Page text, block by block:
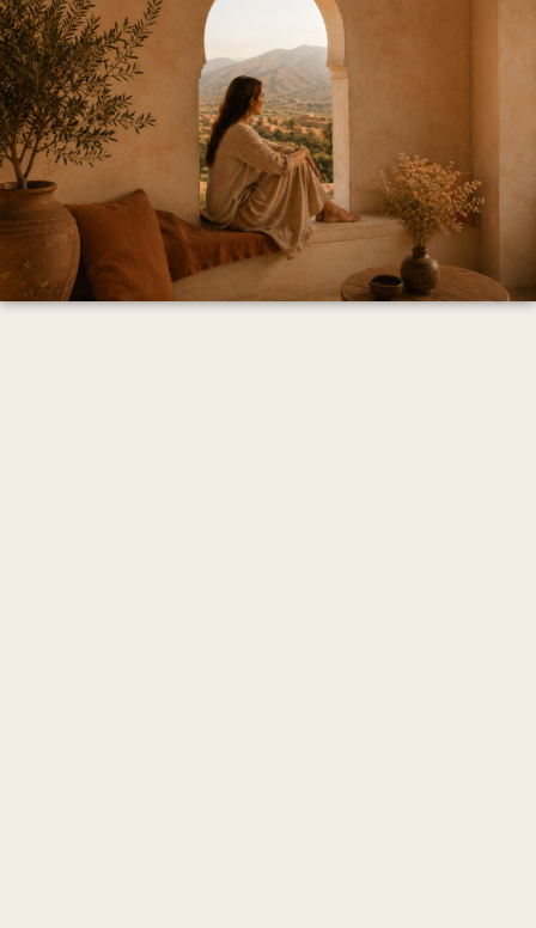
Mentions Légales et politique de confidentialité